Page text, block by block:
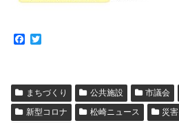
F
b
o
o
k
t
e
r
まちづくり 公共施設 市議会
新型コロナ
松崎ニュース 災害